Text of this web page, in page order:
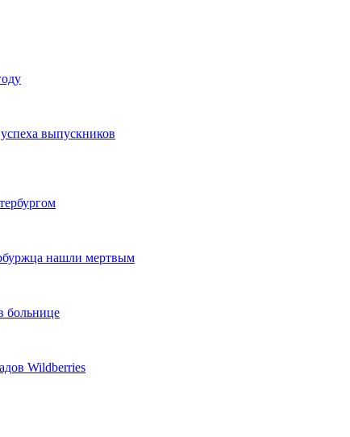
выпускников
нашли мертвым
больнице
Wildberries